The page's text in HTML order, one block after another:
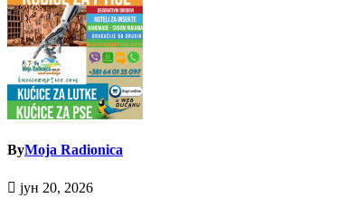
ByMoja Radionica
јун 20, 2026